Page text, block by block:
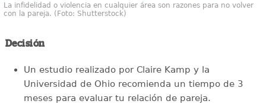
La infidelidad o violencia en cualquier área son razones para no volver
con la pareja. (Foto: Shutterstock)
Decisión
Un estudio realizado por Claire Kamp y la
Universidad de Ohio recomienda un tiempo de 3
meses para evaluar tu relación de pareja.